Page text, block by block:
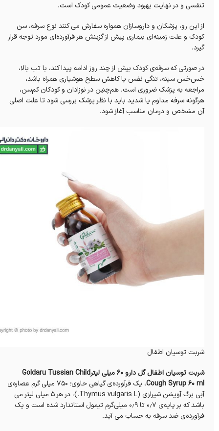
تنفسی و در نهایت بهبود وضعیت عمومی کودک است.
از این‌ رو، پزشکان و داروسازان همواره سفارش می‌ کنند نوع سرفه، سن
کودک و علت زمینه‌ای بیماری پیش از گزینش هر فرآورده‌ای مورد توجه قرار
گیرد.
در صورتی که سرفه‌ی کودک بیش از چند روز ادامه پیدا کند، با تب بالا،
خس‌خس سینه، تنگی نفس یا کاهش سطح هوشیاری همراه باشد،
مراجعه به پزشک ضروری است. هم‌چنین در نوزادان و کودکان کم‌سن،
هرگونه سرفه مداوم یا شدید باید با نظر پزشک بررسی شود تا علت اصلی
آن مشخص و درمان مناسب آغاز شود.
شربت توسیان اطفال
شربت توسیان اطفال گل دارو 60 میلی لیترGoldaru Tussian Child
Cough Syrup 60 ml
، یک فرآورده‌ی گیاهی حاوی؛ ۷۵۰ میلی گرم عصاره‌ی
آبی برگ آویشن شیرازی (Thymus vulgaris L.)، در هر ۵ میلی لیتر می
باشد که بر پایه‌ی ۰٫۷ تا ۰٫۹ میلی‌گرم تیمول استاندارد شده است و یک
فرآورده‌ی ضد سرفه به حساب می‌ آید.